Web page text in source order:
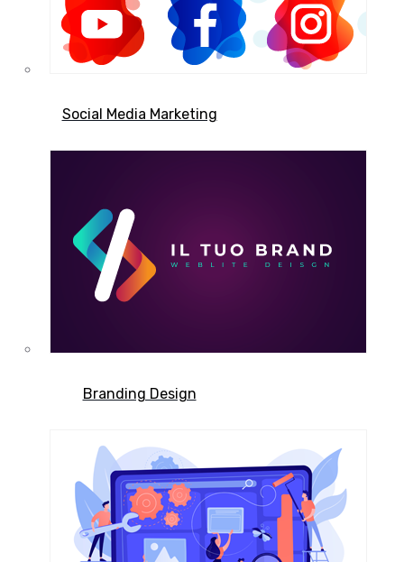
Social Media Marketing
Branding Design